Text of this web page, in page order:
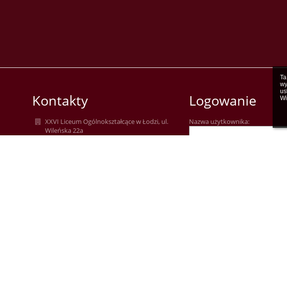
Kontakty
XXVI Liceum Ogólnokształcące w Łodzi, ul.
Wileńska 22a
Logowanie
Nazwa użytkownika: